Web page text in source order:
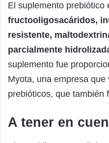
El suplemento prebiótico
fructooligosacáridos,
resistente,
parcialmente
suplemento fue
Myota, una empresa
prebióticos, que también
A tener en